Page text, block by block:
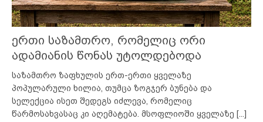
ერთი საზამთრო, რომელიც ორი
ადამიანის წონას უტოლდებოდა
საზამთრო ზაფხულის ერთ-ერთი ყველაზე
პოპულარული ხილია, თუმცა ზოგჯერ ბუნება და
სელექცია ისეთ შედეგს იძლევა, რომელიც
წარმოსახვასაც კი აღემატება. მსოფლიოში ყველაზე [...]